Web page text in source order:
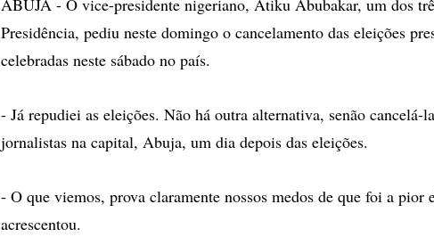
ABUJA - O vice-presidente nigeriano, Atiku Abubakar, um dos
Presidência, pediu neste domingo o cancelamento das eleições
celebradas neste sábado no país.
- Já repudiei as eleições. Não há outra alternativa, senão cancelá-
jornalistas na capital, Abuja, um dia depois das eleições.
- O que viemos, prova claramente nossos medos de que foi a pior
acrescentou.